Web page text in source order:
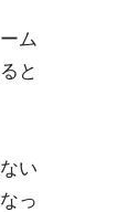
ム
と
い
っ